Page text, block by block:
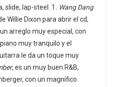
slide, lap-steel. 1 . Wang Dang
Willie Dixon para abrir el cd,
arreglo muy especial, con
muy tranquilo y el
le da un toque muy
, es un muy buen R&B,
con un magnífico